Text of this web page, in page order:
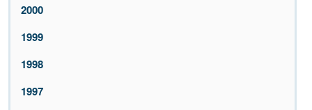
2000
1999
1998
1997